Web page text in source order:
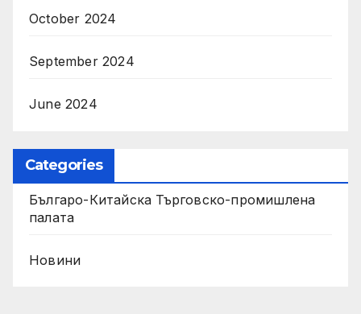
October 2024
September 2024
June 2024
Categories
Българо-Китайска Търговско-промишлена
палaта
Новини